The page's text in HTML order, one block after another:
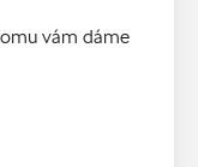
vám dáme